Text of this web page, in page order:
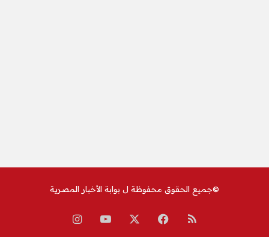
©جميع الحقوق محفوظة ل بوابة الأخبار المصرية
ملخص فيسبوك ‫YouTube